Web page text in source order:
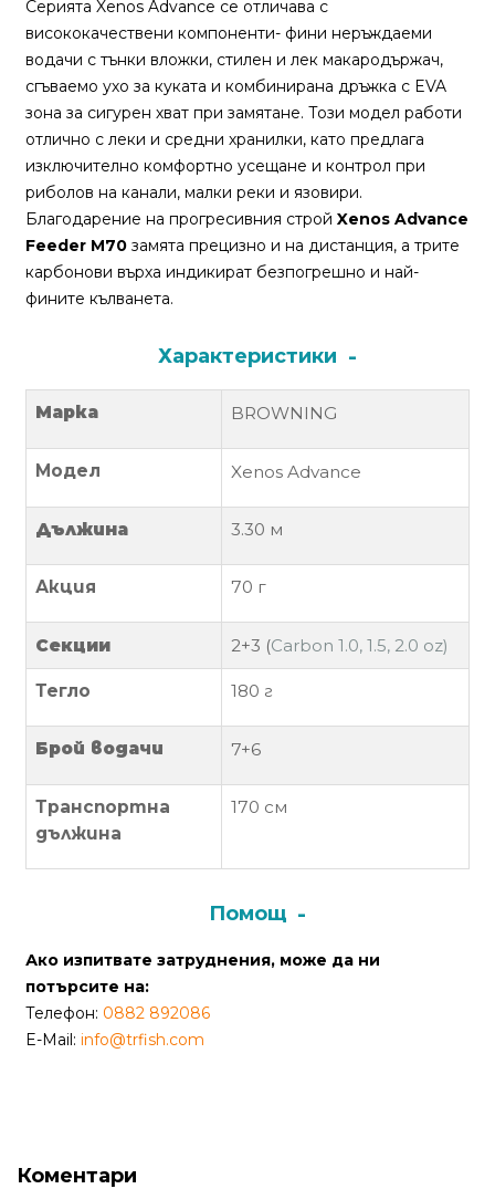
За
нас
Контакти
доставка
Връщане
рекламация
ползване
за
Политика
за
използване
на
“бисквитки”
(Cookie)
Copyright
2026
Всички
права
запазени.
от
Weberest
Серията Xenos Advance се отличава с
висококачествени компоненти- фини неръждаеми
водачи с тънки вложки, стилен и лек макародържач,
сгъваемо ухо за куката и комбинирана дръжка с EVA
зона за сигурен хват при замятане. Този модел работи
отлично с леки и средни хранилки, като предлага
изключително комфортно усещане и контрол при
риболов на канали, малки реки и язовири.
Благодарение на прогресивния строй Xenos Advance
Feeder M70 замята прецизно и на дистанция, а трите
карбонови върха индикират безпогрешно и най-
фините кълванета.
Характеристики
Марка BROWNING
Модел Xenos Advance
Дължина 3.30 м
Акция 70 г
Секции 2+3 (Carbon 1.0, 1.5, 2.0 oz)
Тегло 180 г
Брой водачи 7+6
Транспортна
дължина
170 см
Помощ
Ако изпитвате затруднения, може да ни
потърсите на:
Телефон: 0882 892086
E-Mail: info@trfish.com
Коментари